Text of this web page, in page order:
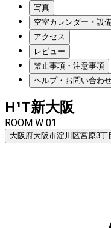
写真
空室カレンダー・設
アクセス
レビュー
禁止事項・注意事項
ヘルプ・お問い合わ
H¹T新大阪
ROOM W 01
大阪府大阪市淀川区宮原3丁